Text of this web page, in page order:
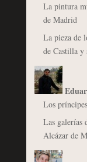
La pintura
de Madrid
La pieza de
de Castilla y
Los
Las galerías
Alcázar de